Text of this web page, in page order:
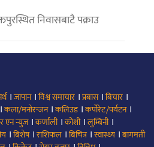
निवासबाटै पक्राउ
।जापान।विश्व समाचार ।प्रबास।बिचार ।
।कला/मनोरन्जन।कलिउड।कर्पोरेट/पर्यटन।
एन न्युज।कर्णाली।कोशी।लुम्बिनी।
।बिशेष।राशिफल ।बिचित्र।स्वास्थ्य ।बागमती